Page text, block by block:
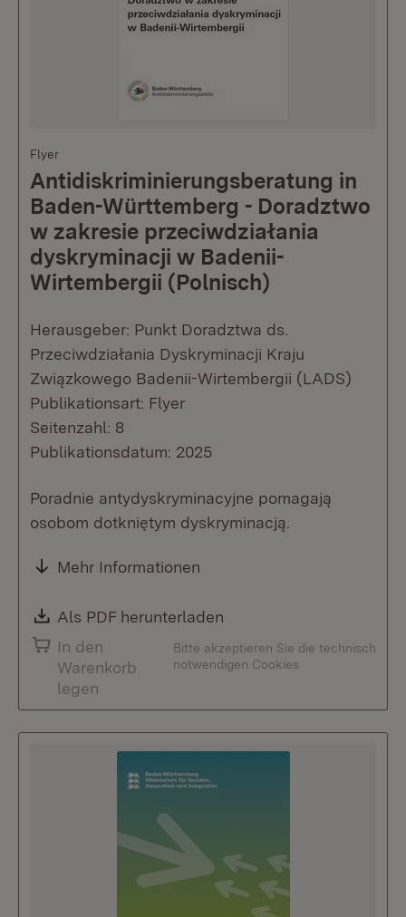
Flyer
Antidiskriminierungsberatung in
Baden-Württemberg - Doradztwo
w zakresie przeciwdziałania
dyskryminacji w Badenii-
Wirtembergii (Polnisch)
Herausgeber: Punkt Doradztwa ds.
Przeciwdziałania Dyskryminacji Kraju
Związkowego Badenii-Wirtembergii (LADS)
Publikationsart: Flyer
Seitenzahl: 8
Publikationsdatum: 2025
Poradnie antydyskryminacyjne pomagają
osobom dotkniętym dyskryminacją.
Mehr Informationen
Download:
Als PDF herunterladen
In den
Warenkorb
legen
Bitte akzeptieren Sie die technisch
notwendigen Cookies